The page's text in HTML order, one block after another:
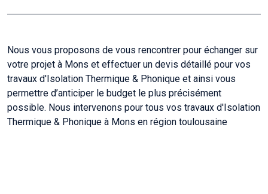
Nous vous proposons de vous rencontrer pour échanger sur
votre projet à Mons et effectuer un devis détaillé pour vos
travaux d'Isolation Thermique & Phonique et ainsi vous
permettre d’anticiper le budget le plus précisément
possible. Nous intervenons pour tous vos travaux d'Isolation
Thermique & Phonique à Mons en région toulousaine